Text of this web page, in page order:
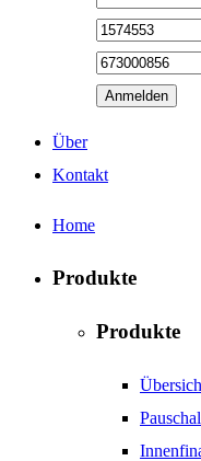
Anmelden
Über
Kontakt
Home
Produkte
Produkte